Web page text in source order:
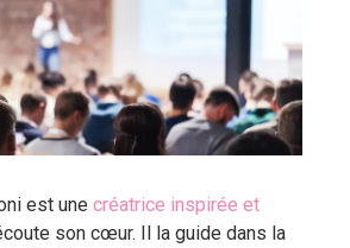
est une créatrice inspirée et
son cœur. Il la guide dans la